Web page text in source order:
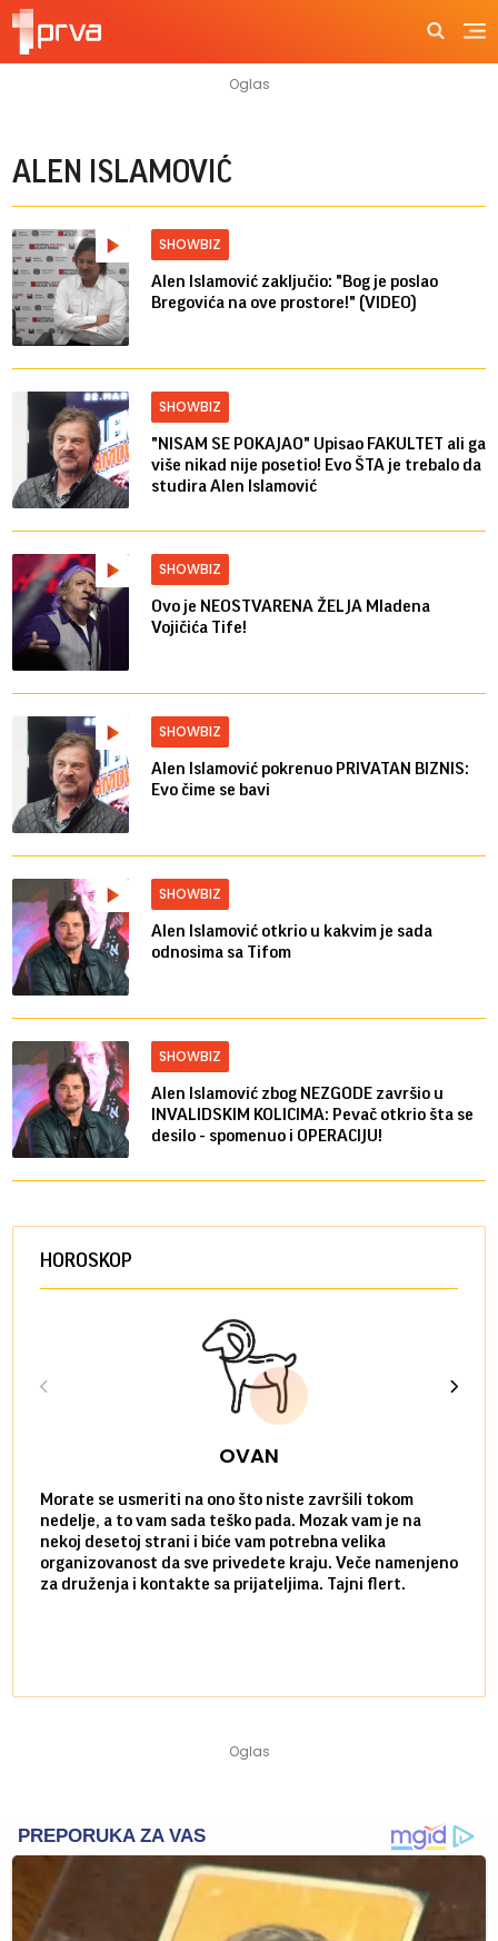
ALEN ISLAMOVIĆ
SHOWBIZ
Alen Islamović zaključio: "Bog je poslao
Bregovića na ove prostore!" (VIDEO)
SHOWBIZ
"NISAM SE POKAJAO" Upisao FAKULTET ali ga
više nikad nije posetio! Evo ŠTA je trebalo da
studira Alen Islamović
SHOWBIZ
Ovo je NEOSTVARENA ŽELJA Mladena
Vojičića Tife!
SHOWBIZ
Alen Islamović pokrenuo PRIVATAN BIZNIS:
Evo čime se bavi
SHOWBIZ
Alen Islamović otkrio u kakvim je sada
odnosima sa Tifom
SHOWBIZ
Alen Islamović zbog NEZGODE završio u
INVALIDSKIM KOLICIMA: Pevač otkrio šta se
desilo - spomenuo i OPERACIJU!
HOROSKOP
OVAN
Morate se usmeriti na ono što niste završili tokom
nedelje, a to vam sada teško pada. Mozak vam je na
nekoj desetoj strani i biće vam potrebna velika
organizovanost da sve privedete kraju. Veče namenjeno
za druženja i kontakte sa prijateljima. Tajni flert.